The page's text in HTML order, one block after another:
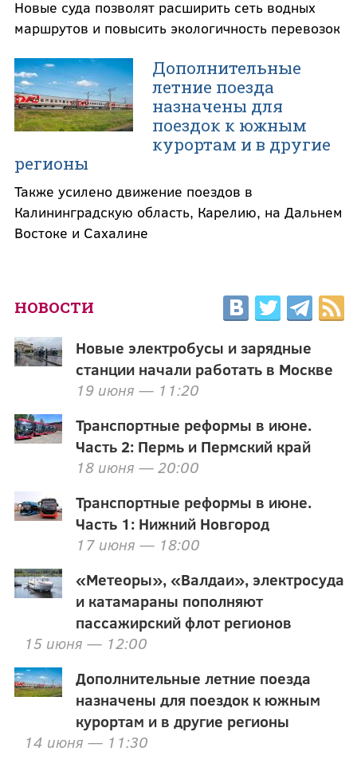
Новые суда позволят расширить сеть водных
маршрутов и повысить экологичность перевозок
Дополнительные
летние поезда
назначены для
поездок к южным
курортам и в другие
регионы
Также усилено движение поездов в
Калининградскую область, Карелию, на Дальнем
Востоке и Сахалине
НОВОСТИ
Новые электробусы и зарядные
станции начали работать в Москве
19 июня — 11:20
Транспортные реформы в июне.
Часть 2: Пермь и Пермский край
18 июня — 20:00
Транспортные реформы в июне.
Часть 1: Нижний Новгород
17 июня — 18:00
«Метеоры», «Валдаи», электросуда
и катамараны пополняют
пассажирский флот регионов
15 июня — 12:00
Дополнительные летние поезда
назначены для поездок к южным
курортам и в другие регионы
14 июня — 11:30